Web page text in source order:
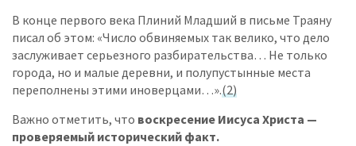
В конце первого века Плиний Младший в письме Траяну
писал об этом: «Число обвиняемых так велико, что дело
заслуживает серьезного разбирательства… Не только
города, но и малые деревни, и полупустынные места
переполнены этими иноверцами…».(2)
Важно отметить, что воскресение Иисуса Христа —
проверяемый исторический факт.